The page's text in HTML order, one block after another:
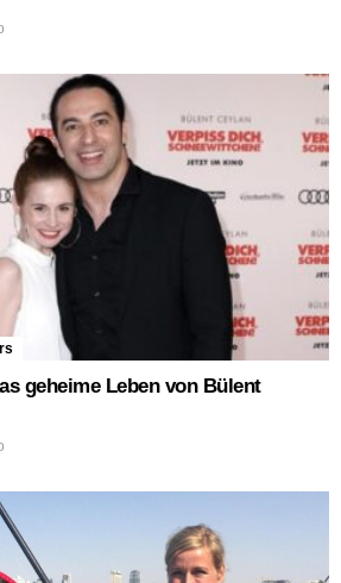
geheime Leben von Bülent